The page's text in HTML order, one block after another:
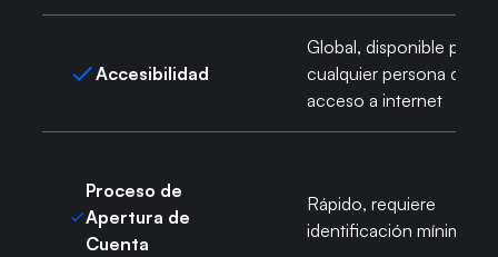
Accesibilidad
Global, disponible para
cualquier persona con
acceso a internet
Proceso de
Apertura de
Cuenta
Rápido, requiere
identificación mínima